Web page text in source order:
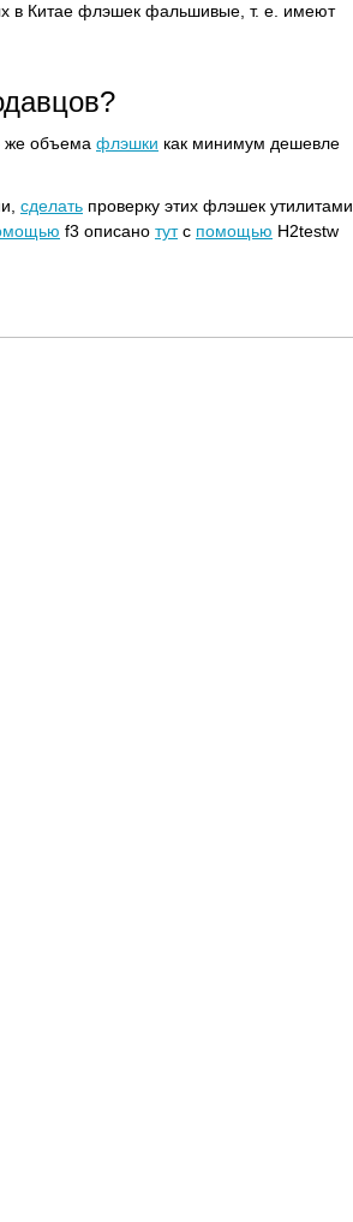
в Китае флэшек фальшивые, т. е. имеют
же объема флэшки как минимум дешевле
сделать проверку этих флэшек утилитами
f3 описано тутс помощью H2testw